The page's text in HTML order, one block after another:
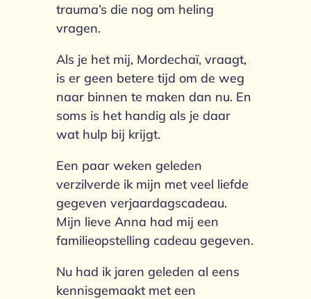
trauma’s die nog om heling
vragen.
Als je het mij, Mordechaï, vraagt,
is er geen betere tijd om de weg
naar binnen te maken dan nu. En
soms is het handig als je daar
wat hulp bij krijgt.
Een paar weken geleden
verzilverde ik mijn met veel liefde
gegeven verjaardagscadeau.
Mijn lieve Anna had mij een
familieopstelling cadeau gegeven.
Nu had ik jaren geleden al eens
kennisgemaakt met een